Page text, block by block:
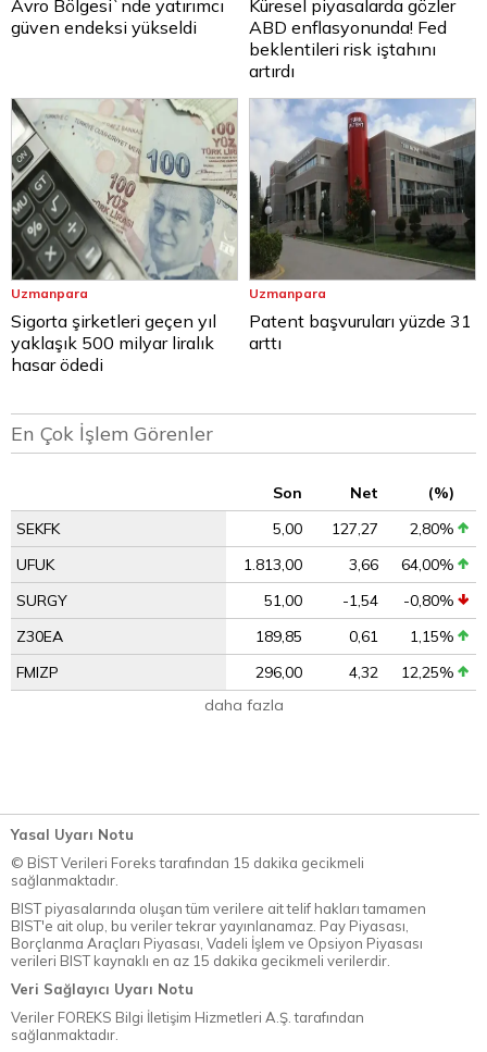
Avro Bölgesi`nde yatırımcı
güven endeksi yükseldi
Küresel piyasalarda gözler
ABD enflasyonunda! Fed
beklentileri risk iştahını
artırdı
Uzmanpara
Sigorta şirketleri geçen yıl
yaklaşık 500 milyar liralık
hasar ödedi
Uzmanpara
Patent başvuruları yüzde 31
arttı
En Çok İşlem Görenler
Son Net
(%)
SEKFK
5,00 127,27
2,80%
UFUK
1.813,00 3,66
64,00%
SURGY
51,00 -1,54
-0,80%
Z30EA
189,85 0,61
1,15%
FMIZP
296,00 4,32
12,25%
daha fazla
Yasal Uyarı Notu
© BİST Verileri Foreks tarafından 15 dakika gecikmeli
sağlanmaktadır.
BIST piyasalarında oluşan tüm verilere ait telif hakları tamamen
BIST'e ait olup, bu veriler tekrar yayınlanamaz. Pay Piyasası,
Borçlanma Araçları Piyasası, Vadeli İşlem ve Opsiyon Piyasası
verileri BIST kaynaklı en az 15 dakika gecikmeli verilerdir.
Veri Sağlayıcı Uyarı Notu
Veriler FOREKS Bilgi İletişim Hizmetleri A.Ş. tarafından
sağlanmaktadır.